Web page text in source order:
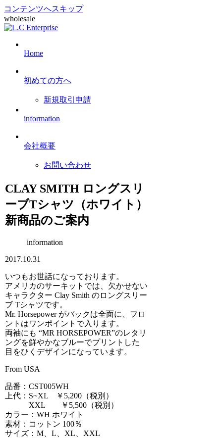
コンテンツへスキップ
wholesale
Home
初めての方へ
新規取引申請
information
会社概要
お問い合わせ
CLAY SMITH ロングスリ
ーブTシャツ（ホワイト）
新商品のご案内
information
2017.10.31
いつもお世話になっております。
アメリカのサーキットでは、欠かせない
キャラクター Clay Smith のロングスリー
ブ Tシャツです。
Mr. Horsepower がバックは全面に、フロ
ントはワンポイントで入ります。
両袖にも “MR HORSEPOWER”のレタリ
ングを鮮やかなブルーでプリントした
目をひくデザインになっています。
From USA
品番：CST005WH
上代：S~XL ￥5,200（税別）
XXL ￥5,500（税別）
カラー：WH ホワイト
素材：コットン 100％
サイズ：M、L、XL、XXL